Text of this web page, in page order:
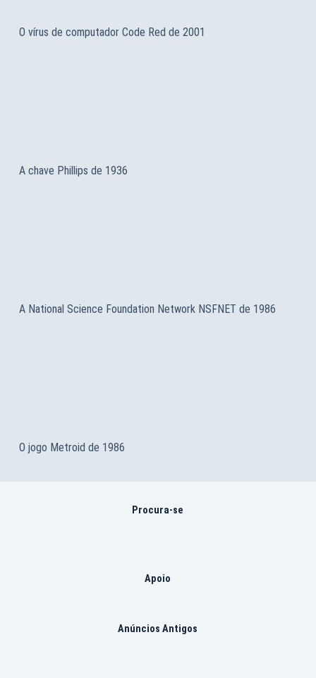
O vírus de computador Code Red de 2001
A chave Phillips de 1936
A National Science Foundation Network NSFNET de 1986
O jogo Metroid de 1986
Procura-se
Apoio
Anúncios Antigos